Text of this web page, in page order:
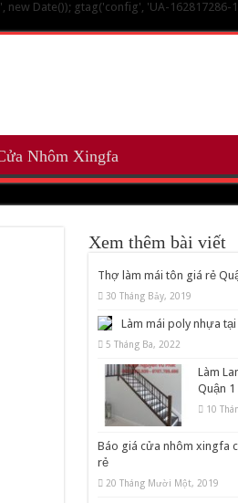
Date()); gtag('config', 'UA-162817286-
Nhôm Xingfa
Xem thêm bài viết
Thợ làm mái tôn giá rẻ
30 Tháng Bảy, 2019
Làm mái poly nhựa tại
5 Tháng Ba, 2022
Làm
Quận 1
10
Báo giá cửa nhôm xingfa
rẻ
20 Tháng Mười Một, 2019